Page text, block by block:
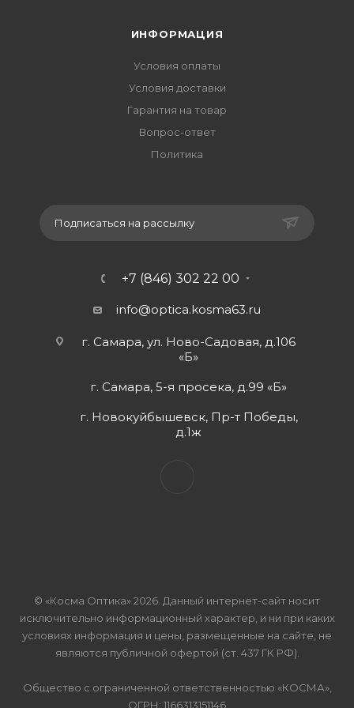
ИНФОРМАЦИЯ
Условия оплаты
Условия доставки
Гарантия на товар
Вопрос-ответ
Политика
Подписаться на рассылку
+7 (846) 302 22 00
info@optica.kosma63.ru
г. Самара, ул. Ново-Садовая, д.106
«Б»
г. Самара, 5-я просека, д.99 «Б»
г. Новокуйбышевск, Пр-т Победы,
д.1ж
© «Косма Оптика» 2026. Данный интернет-сайт носит
исключительно информационный характер, и ни при каких
условиях информация и цены, размещенные на сайте, не
являются публичной офертой (ст. 437 ГК РФ).
Общество с ограниченной ответственностью «КОСМА»,
ОГРН: 1166313151146